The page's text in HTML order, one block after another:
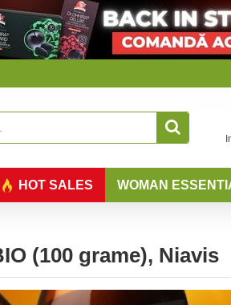
HOT SALES WOMAN
(100 grame), Niavis